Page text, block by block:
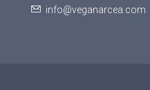
info@veganarcea.com